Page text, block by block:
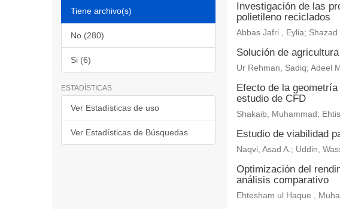
Tiene archivo(s)
No (280)
Si (6)
ESTADÍSTICAS
Ver Estadísticas de uso
Ver Estadísticas de Búsquedas
Investigación de las
polietileno reciclados
Abbas Jafri , Eylia;
Solución de
Ur Rehman, Sadiq; Adeel
Efecto de la
estudio de CFD
Shakaib, Muhammad;
Estudio de viabilidad
Naqvi, Asad A.; Uddin,
Optimización del
análisis comparativo
Ehtesham ul Haque ,